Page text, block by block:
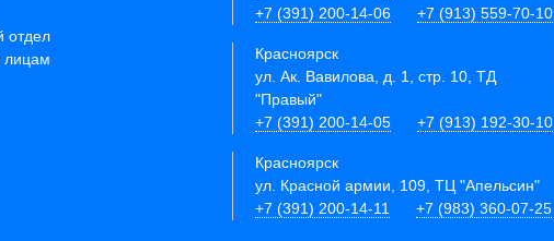
отдел
лицам
+7 (391) 200-14-06
+7 (913) 559-70-10
Красноярск
ул. Ак. Вавилова, д. 1, стр. 10, ТД
"Правый"
+7 (391) 200-14-05
+7 (913) 192-30-10
Красноярск
ул. Красной армии, 109, ТЦ "Апельсин"
+7 (391) 200-14-11
+7 (983) 360-07-25